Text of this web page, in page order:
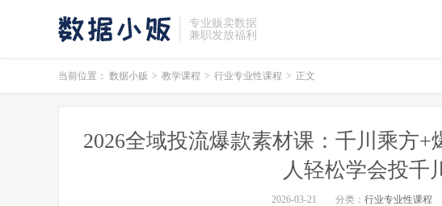
专业贩卖数据
兼职发放福利
当前位置： 数据小贩 > 教学课程 > 行业专业性课程 > 正文
2026全域投流爆款素材课：千川乘方
人轻松学会投千
2026-03-21 分类： 行业专业性课程